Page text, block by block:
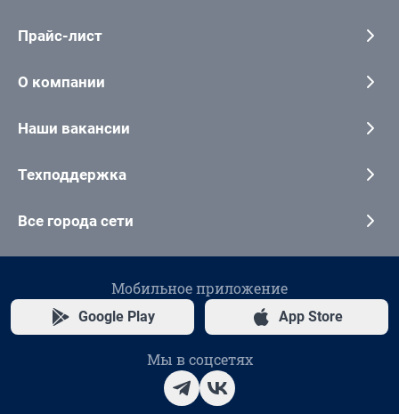
Прайс-лист
О компании
Наши вакансии
Техподдержка
Все города сети
Мобильное приложение
Google Play App Store
Мы в соцсетях